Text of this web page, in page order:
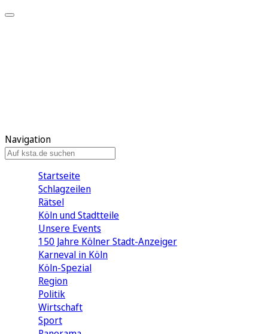
Navigation
Startseite
Schlagzeilen
Rätsel
Köln und Stadtteile
Unsere Events
150 Jahre Kölner Stadt-Anzeiger
Karneval in Köln
Köln-Spezial
Region
Politik
Wirtschaft
Sport